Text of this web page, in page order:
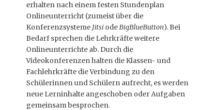
erhalten nach einem festen Stundenplan
Onlineunterricht (zumeist über die
Konferenzsysteme Jitsi odeBigBlueButton). Bei
Bedarf sprechen die Lehrkräfte weitere
Onlineunterrichte ab. Durch die
Videokonferenzen halten die Klassen- und
Fachlehrkräfte die Verbindung zu den
Schülerinnen und Schülern aufrecht, es werden
neue Lerninhalte angeschoben oder Aufgaben
gemeinsam besprochen.